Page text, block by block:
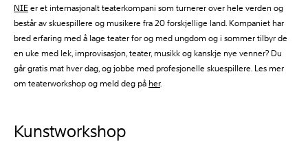
NIEer et internasjonalt teaterkompani som turnerer over hele verden og
består av skuespillere og musikere fra 20 forskjellige land. Kompaniet har
bred erfaring med å lage teater for og med ungdom og i sommer tilbyr de
en uke med lek, improvisasjon, teater, musikk og kanskje nye venner? Du
går gratis mat hver dag, og jobbe med profesjonelle skuespillere. Les mer
om teaterworkshop og meld deg påher.
Kunstworkshop